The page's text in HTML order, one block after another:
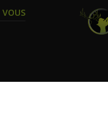
VOUS